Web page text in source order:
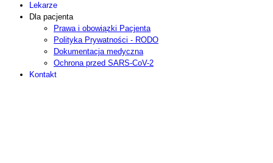
Lekarze
Dla pacjenta
Prawa i obowiązki Pacjenta
Polityka Prywatności - RODO
Dokumentacja medyczna
Ochrona przed SARS-CoV-2
Kontakt